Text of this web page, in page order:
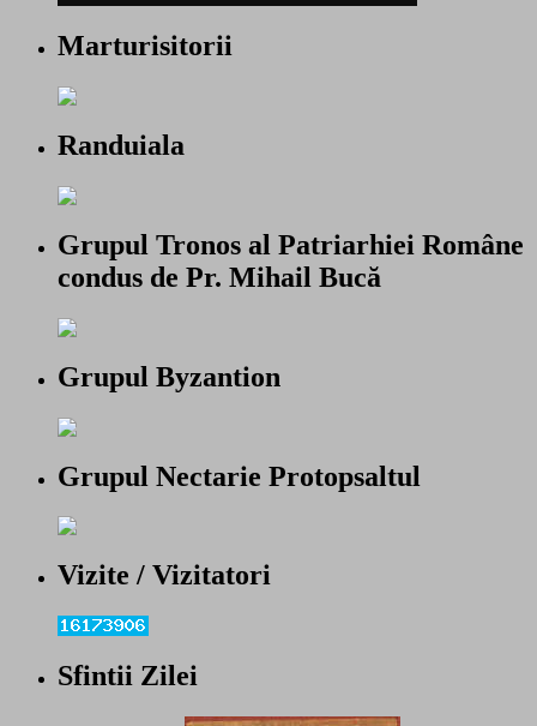
Marturisitorii
Randuiala
Grupul Tronos al Patriarhiei Române
condus de Pr. Mihail Bucă
Grupul Byzantion
Grupul Nectarie Protopsaltul
Vizite / Vizitatori
Sfintii Zilei